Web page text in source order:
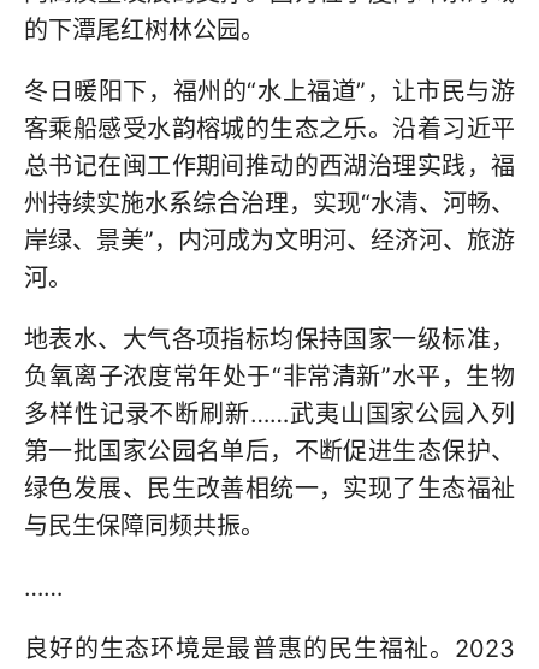
的下潭尾红树林公园。
冬日暖阳下，福州的“水上福道”，让市民与游
客乘船感受水韵榕城的生态之乐。沿着习近平
总书记在闽工作期间推动的西湖治理实践，福
州持续实施水系综合治理，实现“水清、河畅、
岸绿、景美”，内河成为文明河、经济河、旅游
河。
地表水、大气各项指标均保持国家一级标准，
负氧离子浓度常年处于“非常清新”水平，生物
多样性记录不断刷新……武夷山国家公园入列
第一批国家公园名单后，不断促进生态保护、
绿色发展、民生改善相统一，实现了生态福祉
与民生保障同频共振。
……
良好的生态环境是最普惠的民生福祉。2023